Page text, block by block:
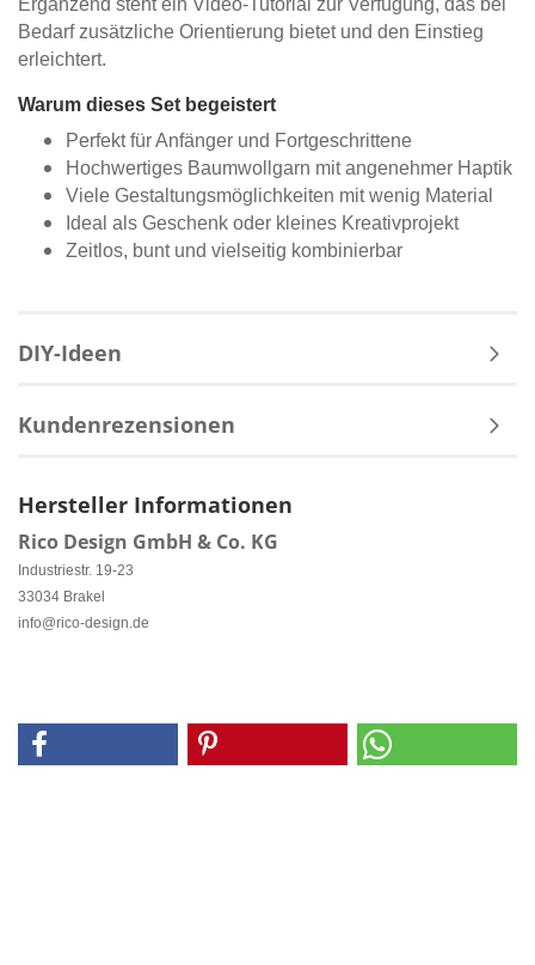
Ergänzend steht ein Video-Tutorial zur Verfügung, das bei
Bedarf zusätzliche Orientierung bietet und den Einstieg
erleichtert.
Warum dieses Set begeistert
Perfekt für Anfänger und Fortgeschrittene
Hochwertiges Baumwollgarn mit angenehmer Haptik
Viele Gestaltungsmöglichkeiten mit wenig Material
Ideal als Geschenk oder kleines Kreativprojekt
Zeitlos, bunt und vielseitig kombinierbar
DIY-Ideen
Kundenrezensionen
Hersteller Informationen
Rico Design GmbH & Co. KG
Industriestr. 19-23
33034 Brakel
info@rico-design.de